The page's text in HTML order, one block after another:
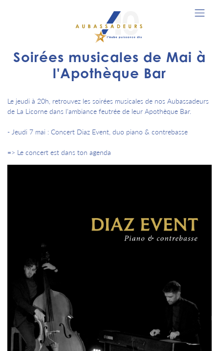
Soirées musicales de Mai à
l'Apothèque Bar
Le jeudi à 20h, retrouvez les soirées musicales de nos Aubassadeurs
de La Licorne dans l'ambiance feutrée de leur Apothèque Bar.
- Jeudi 7 mai : Concert Diaz Event, duo piano & contrebasse
=> Le concert est dans ton agenda